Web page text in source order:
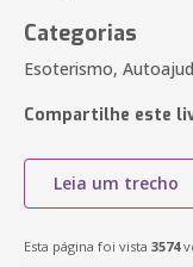
Categorias
Esoterismo,
Compartilhe este
Leia um trecho
Esta página foi vista 3574